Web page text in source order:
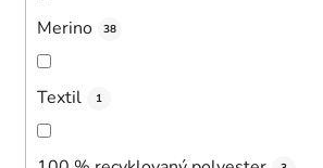
Merino 38
Textil 1